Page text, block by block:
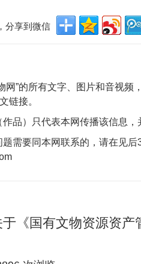
分享到微信
网”的所有文字、图片和音视
链接。
品）只代表本网传播该信息
需要同本网联系的，请在见后
于《国有文物资源资